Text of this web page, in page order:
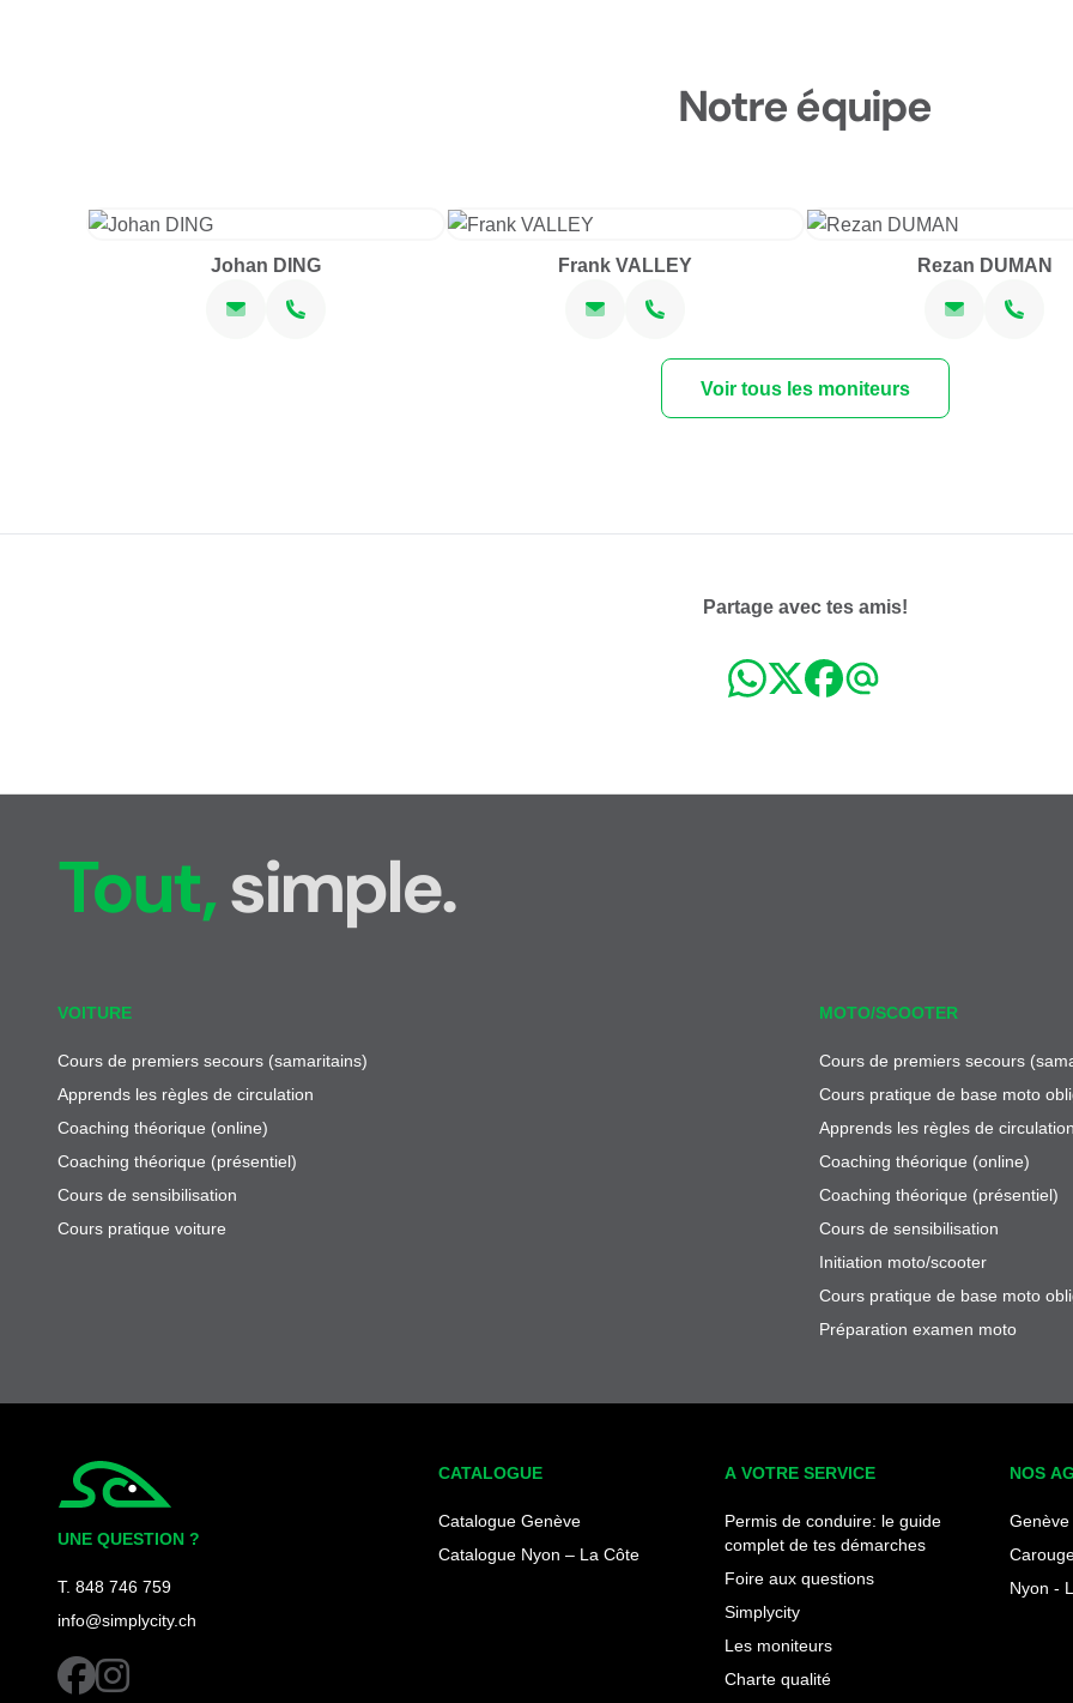
Notre équipe
Johan DING Frank VALLEY Rezan DUMAN
Voir tous les moniteurs
Partage avec tes amis!
Tout,simple.
VOITURE
Cours de premiers secours (samaritains)
Apprends les règles de circulation
Coaching théorique (online)
Coaching théorique (présentiel)
Cours de sensibilisation
Cours pratique voiture
MOTO/SCOOTER
Cours de premiers secours
Cours pratique de base moto
Apprends les règles de circulation
Coaching théorique (online)
Coaching théorique (présentiel)
Cours de sensibilisation
Initiation moto/scooter
Cours pratique de base moto
Préparation examen moto
UNE QUESTION ?
T. 848 746 759
info@simplycity.ch
facebookinstagram
CATALOGUE
Catalogue Genève
Catalogue Nyon – La Côte
A VOTRE SERVICE
Permis de conduire: le guide
complet de tes démarches
Foire aux questions
Simplycity
Les moniteurs
Charte qualité
NOS
Nyon -